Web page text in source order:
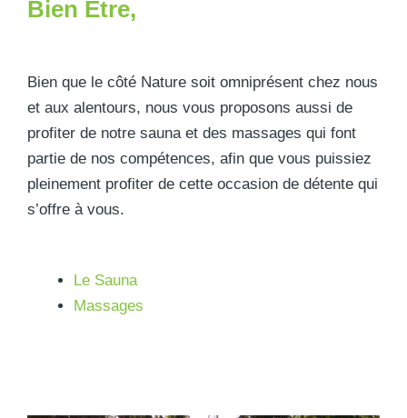
Bien Être,
Bien que le côté Nature soit omniprésent chez nous
et aux alentours, nous vous proposons aussi de
profiter de notre sauna et des massages qui font
partie de nos compétences, afin que vous puissiez
pleinement profiter de cette occasion de détente qui
s’offre à vous.
Le Sauna
Massages